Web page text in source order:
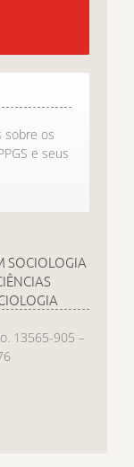
sobre os
e seus
SOCIOLOGIA
13565-905 –